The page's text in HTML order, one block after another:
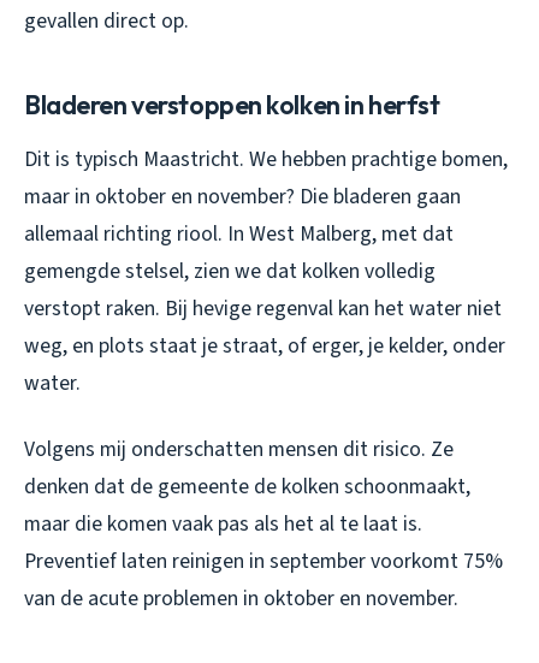
gevallen direct op.
Bladeren verstoppen kolken in herfst
Dit is typisch Maastricht. We hebben prachtige bomen,
maar in oktober en november? Die bladeren gaan
allemaal richting riool. In West Malberg, met dat
gemengde stelsel, zien we dat kolken volledig
verstopt raken. Bij hevige regenval kan het water niet
weg, en plots staat je straat, of erger, je kelder, onder
water.
Volgens mij onderschatten mensen dit risico. Ze
denken dat de gemeente de kolken schoonmaakt,
maar die komen vaak pas als het al te laat is.
Preventief laten reinigen in september voorkomt 75%
van de acute problemen in oktober en november.